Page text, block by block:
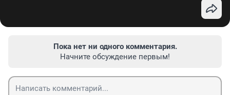
Пока нет ни одного комментария.
Начните обсуждение первым!